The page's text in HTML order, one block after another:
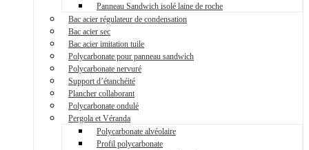
Panneau Sandwich isolé laine de roche
Bac acier régulateur de condensation
Bac acier sec
Bac acier imitation tuile
Polycarbonate pour panneau sandwich
Polycarbonate nervuré
Support d’étanchéité
Plancher collaborant
Polycarbonate ondulé
Pergola et Véranda
Polycarbonate alvéolaire
Profil polycarbonate